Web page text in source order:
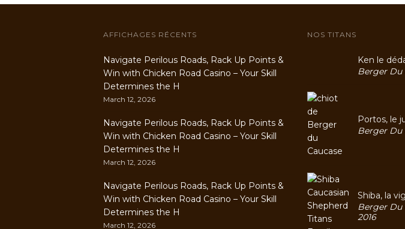
AFFICHAGES RÉCENTS
Navigate Perilous Roads, Rack Up Points &
Win with Chicken Road Casino – Your Skill
Determines the H
March 12, 2026
Navigate Perilous Roads, Rack Up Points &
Win with Chicken Road Casino – Your Skill
Determines the H
March 12, 2026
Navigate Perilous Roads, Rack Up Points &
Win with Chicken Road Casino – Your Skill
Determines the H
March 12, 2026
NOS TITANS
Ken le
Berger Du
Portos, le
Berger Du
Shiba, la
Berger Du
2016